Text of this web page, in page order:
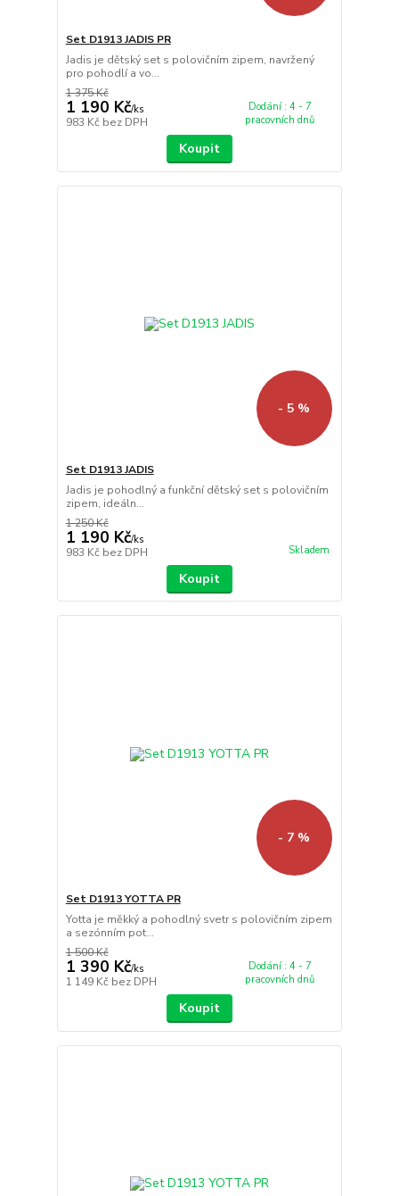
Set D1913 JADIS PR
Jadis je dětský set s polovičním zipem, navržený
pro pohodlí a vo...
1 375 Kč
1 190 Kč/ks
983 Kč bez DPH
Dodání : 4 - 7
pracovních dnů
Koupit
- 5 %
Set D1913 JADIS
Jadis je pohodlný a funkční dětský set s polovičním
zipem, ideáln...
1 250 Kč
1 190 Kč/ks
983 Kč bez DPH Skladem
Koupit
- 7 %
Set D1913 YOTTA PR
Yotta je měkký a pohodlný svetr s polovičním zipem
a sezónním pot...
1 500 Kč
1 390 Kč/ks
1 149 Kč bez DPH
Dodání : 4 - 7
pracovních dnů
Koupit